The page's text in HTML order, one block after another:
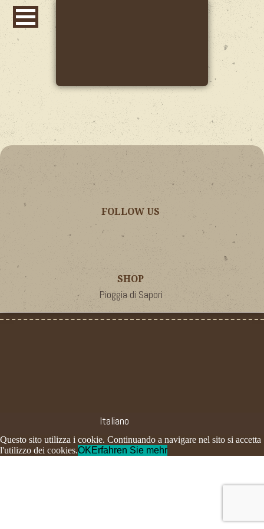
FOLLOW US
SHOP
Pioggia di Sapori
Italiano
Questo sito utilizza i cookie. Continuando a navigare nel sito si accetta
l'utilizzo dei cookies.OKErfahren Sie mehr